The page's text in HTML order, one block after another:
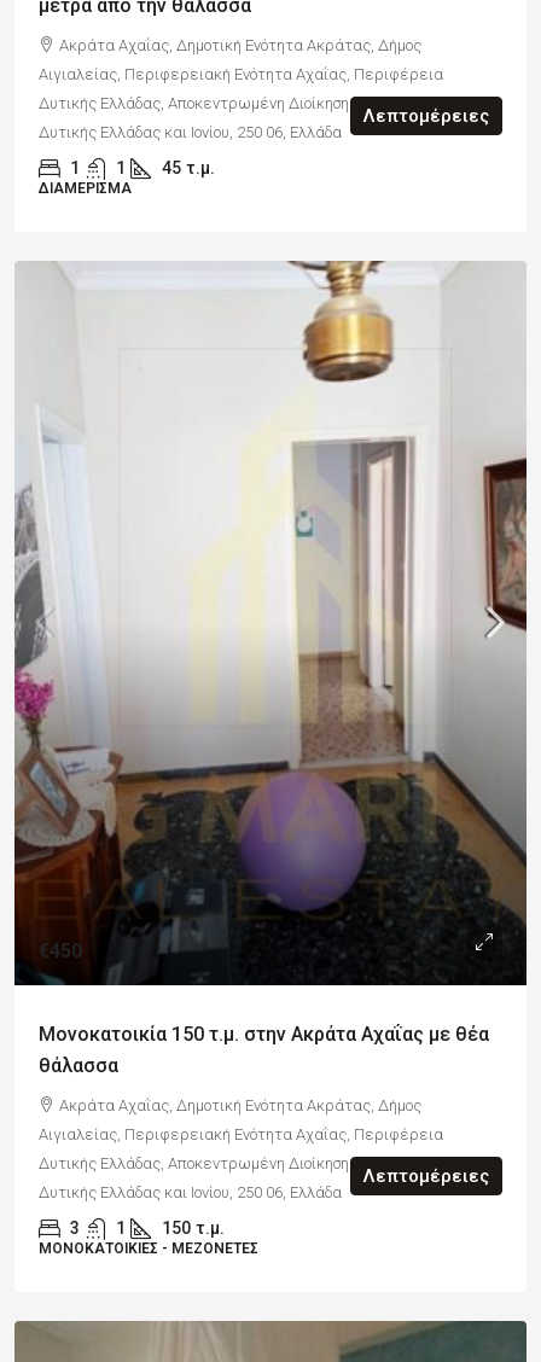
μέτρα από την θάλασσα
Ακράτα Αχαΐας, Δημοτική Ενότητα Ακράτας, Δήμος
Αιγιαλείας, Περιφερειακή Ενότητα Αχαΐας, Περιφέρεια
Δυτικής Ελλάδας, Αποκεντρωμένη Διοίκηση Πελοποννήσου,
Δυτικής Ελλάδας και Ιονίου, 250 06, Ελλάδα
1 1 45 τ.μ.
ΔΙΑΜΈΡΙΣΜΑ
Λεπτομέρειες
€450
Μονοκατοικία 150 τ.μ. στην Ακράτα Αχαΐας με θέα
θάλασσα
Ακράτα Αχαΐας, Δημοτική Ενότητα Ακράτας, Δήμος
Αιγιαλείας, Περιφερειακή Ενότητα Αχαΐας, Περιφέρεια
Δυτικής Ελλάδας, Αποκεντρωμένη Διοίκηση Πελοποννήσου,
Δυτικής Ελλάδας και Ιονίου, 250 06, Ελλάδα
3 1 150 τ.μ.
ΜΟΝΟΚΑΤΟΙΚΊΕΣ - ΜΕΖΟΝΈΤΕΣ
Λεπτομέρειες